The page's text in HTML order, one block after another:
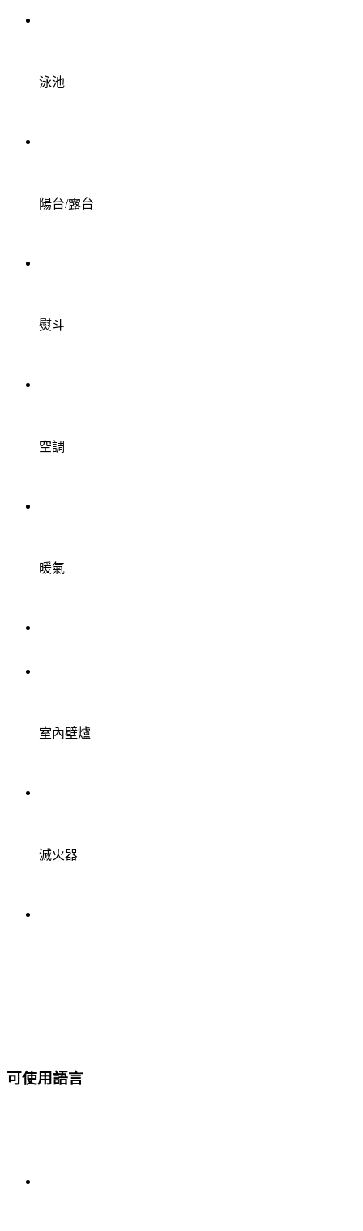
泳池
陽台/露台
熨斗
空調
暖氣
室內壁爐
滅火器
可使用語言